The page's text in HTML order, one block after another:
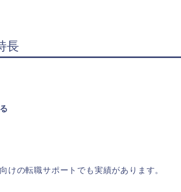
長
けの転職サポートでも実績があります。